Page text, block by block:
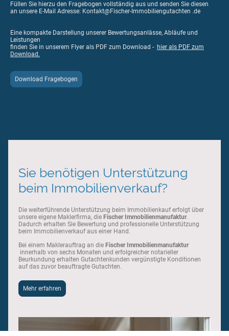
Füllen Sie hierzu den Fragebogen vollständig aus und senden Sie diesen
an unsere E-Mail Adresse: Kontakt@Fischer-Immobiliengutachten .de
Eine kompakte Darstellung unserer Bewertungsanlässe, Abläufe und
Leistungen
finden Sie in unserem Flyer als PDF zum Download - hier als PDF zum
Download.
Download Fragebogen
Sie benötigen Unterstützung
beim Immobilienverkauf?
Die weiterführende Unterstützung beim Immobilienkauf erfolgt über
unsere eigene Maklerfirma, die Fischer Immobilienmanufaktur.
Dadurch erhalten Sie Bewertung und professionelle Unterstützung
beim Immobilienverkauf aus einer Hand.
Bei einem Maklerauftrag an die Fischer Immobilienmanufaktur
innerhalb von sechs Monaten und erfolgreicher notarieller
Beurkundung erhalten Gutachtenkunden vergünstigte Konditionen
auf das zuvor beauftragte Gutachten.
Mehr erfahren